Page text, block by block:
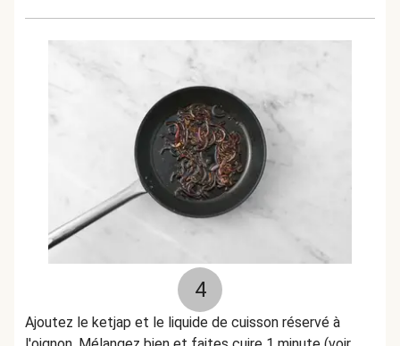
4
Ajoutez le ketjap et le liquide de cuisson réservé à